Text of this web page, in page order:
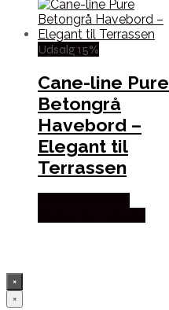
Udsalg 15%
Cane-line Pure
Betongrå
Havebord –
Elegant til
Terrassen
×
×